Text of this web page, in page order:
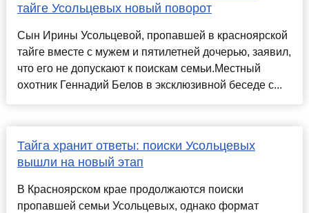
тайге Усольцевых новый поворот
Сын Ирины Усольцевой, пропавшей в красноярской
тайге вместе с мужем и пятилетней дочерью, заявил,
что его не допускают к поискам семьи.Местный
охотник Геннадий Белов в эксклюзивной беседе с...
Тайга хранит ответы: поиски Усольцевых
вышли на новый этап
В Красноярском крае продолжаются поиски
пропавшей семьи Усольцевых, однако формат